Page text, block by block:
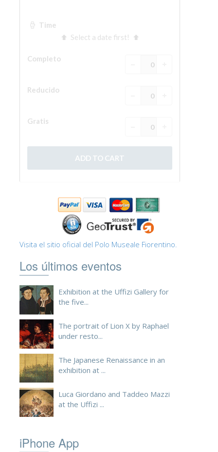
Sólo billetes con entrada rápida
Visita el sitio oficial del Polo Museale Fiorentino.
Los últimos eventos
Exhibition at the Uffizi Gallery for
the five...
The portrait of Lion X by Raphael
under resto...
The Japanese Renaissance in an
exhibition at ...
Luca Giordano and Taddeo Mazzi
at the Uffizi ...
iPhone App